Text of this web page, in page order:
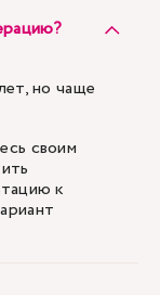
но чаще
своим
к